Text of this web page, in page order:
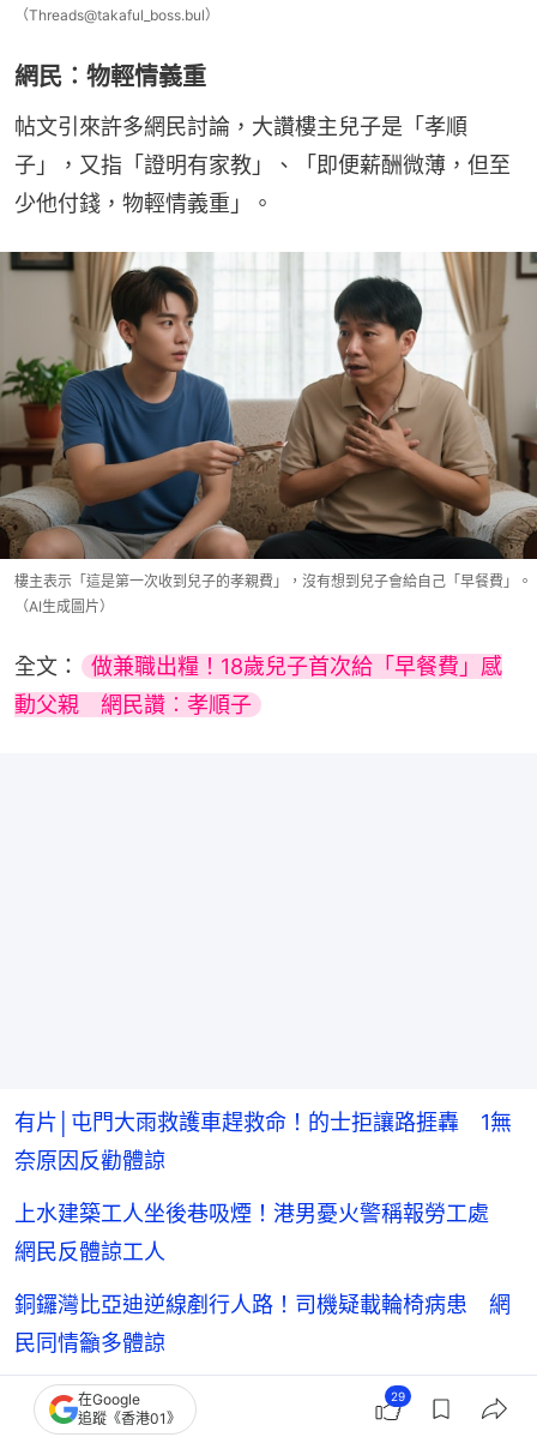
（Threads@takaful_boss.bul）
網民︰物輕情義重
帖文引來許多網民討論，大讚樓主兒子是「孝順
子」，又指「證明有家教」、「即便薪酬微薄，但至
少他付錢，物輕情義重」。
樓主表示「這是第一次收到兒子的孝親費」，沒有想到兒子會給自己「早餐費」。
（AI生成圖片）
全文：
做兼職出糧！18歲兒子首次給「早餐費」感
動父親　網民讚︰孝順子
有片│屯門大雨救護車趕救命！的士拒讓路捱轟 1無
奈原因反勸體諒
上水建築工人坐後巷吸煙！港男憂火警稱報勞工處
網民反體諒工人
銅鑼灣比亞迪逆線剷行人路！司機疑載輪椅病患 網
民同情籲多體諒
熱話 本地熱話
在Google
追蹤《香港01》
29